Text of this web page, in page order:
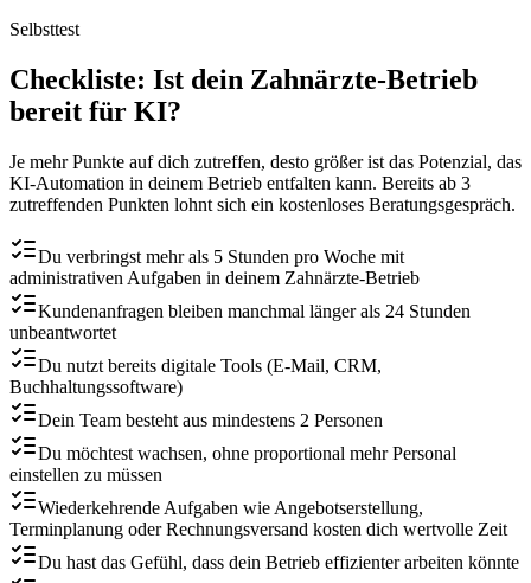
Selbsttest
Checkliste: Ist dein Zahnärzte-Betrieb
bereit für KI?
Je mehr Punkte auf dich zutreffen, desto größer ist das Potenzial, das
KI-Automation in deinem Betrieb entfalten kann. Bereits ab 3
zutreffenden Punkten lohnt sich ein kostenloses Beratungsgespräch.
Du verbringst mehr als 5 Stunden pro Woche mit
administrativen Aufgaben in deinem Zahnärzte-Betrieb
Kundenanfragen bleiben manchmal länger als 24 Stunden
unbeantwortet
Du nutzt bereits digitale Tools (E-Mail, CRM,
Buchhaltungssoftware)
Dein Team besteht aus mindestens 2 Personen
Du möchtest wachsen, ohne proportional mehr Personal
einstellen zu müssen
Wiederkehrende Aufgaben wie Angebotserstellung,
Terminplanung oder Rechnungsversand kosten dich wertvolle Zeit
Du hast das Gefühl, dass dein Betrieb effizienter arbeiten könnte